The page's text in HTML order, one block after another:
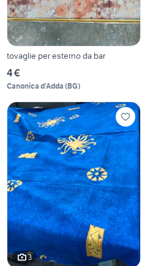
tovaglie per esterno da bar
4 €
Canonica d'Adda (BG)
3